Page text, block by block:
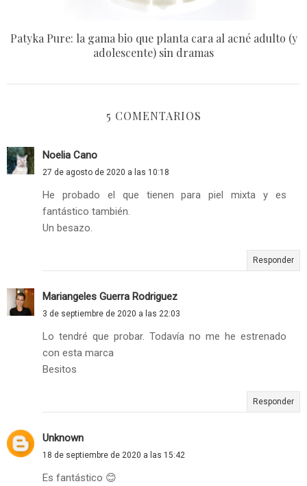
Patyka Pure: la gama bio que planta cara al acné adulto (y
adolescente) sin dramas
5 COMENTARIOS
Noelia Cano
27 de agosto de 2020 a las 10:18
He probado el que tienen para piel mixta y es
fantástico también.
Un besazo.
Responder
Mariangeles Guerra Rodriguez
3 de septiembre de 2020 a las 22:03
Lo tendré que probar. Todavía no me he estrenado
con esta marca
Besitos
Responder
Unknown
18 de septiembre de 2020 a las 15:42
Es fantástico 😊